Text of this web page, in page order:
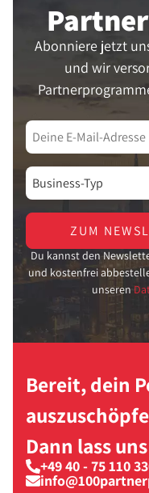
Abonniere jetzt
und wir
ZUM
Du kannst den
und kostenfrei
unseren
Bereit, dein
Dann lass
+49 40 - 75 110